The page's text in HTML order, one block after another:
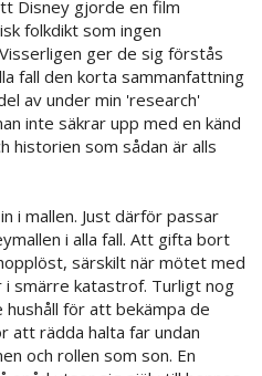
Disney gjorde en film
folkdikt som ingen
ger de sig förstås
fall den korta sammanfattning
av under min 'research'
inte säkrar upp med en känd
historien som sådan är alls
i mallen. Just därför passar
i alla fall. Att gifta bort
särskilt när mötet med
i smärre katastrof. Turligt nog
hushåll för att bekämpa de
att rädda halta far undan
och rollen som son. En